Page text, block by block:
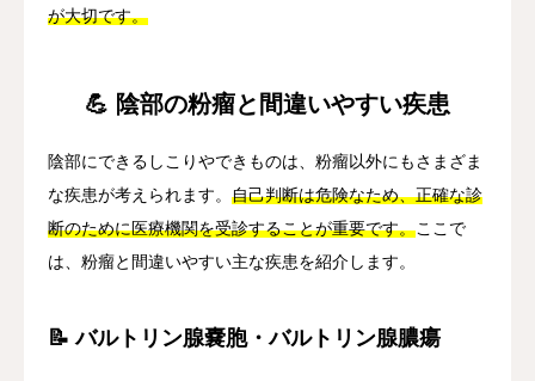
が大切です。
💪 陰部の粉瘤と間違いやすい疾患
陰部にできるしこりやできものは、粉瘤以外にもさまざま
な疾患が考えられます。 自己判断は危険なため、正確な診
断のために医療機関を受診することが重要です。ここで
は、粉瘤と間違いやすい主な疾患を紹介します。
📝 バルトリン腺嚢胞・バルトリン腺膿瘍